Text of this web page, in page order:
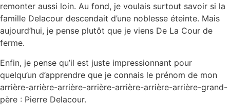
remonter aussi loin. Au fond, je voulais surtout savoir si la
famille Delacour descendait d’une noblesse éteinte. Mais
aujourd’hui, je pense plutôt que je viens De La Cour de
ferme.
Enfin, je pense qu’il est juste impressionnant pour
quelqu’un d’apprendre que je connais le prénom de mon
arrière-arrière-arrière-arrière-arrière-arrière-arrière-grand-
père : Pierre Delacour.